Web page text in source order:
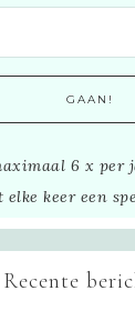
6 x per
keer een
Recente